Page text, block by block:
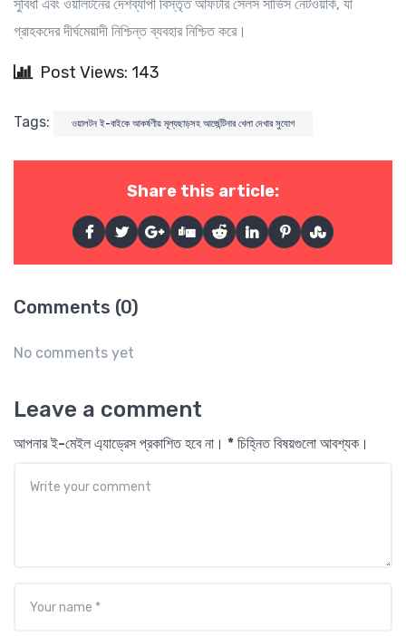
সুবিধা এবং ওয়ালটনের দেশব্যাপী বিস্তৃত আফটার সেলস সার্ভিস নেটওয়ার্ক, যা
গ্রাহকদের দীর্ঘমেয়াদী নিশ্চিন্ত ব্যবহার নিশ্চিত করে।
Post Views: 143
Tags: ওয়ালটন ই-বাইকে আকর্ষণীয় মূল্যছাড়সহ আর্জেন্টিনার খেলা দেখার সুযোগ
Share this article:
Comments (0)
No comments yet
Leave a comment
আপনার ই-মেইল এ্যাড্রেস প্রকাশিত হবে না। * চিহ্নিত বিষয়গুলো আবশ্যক।